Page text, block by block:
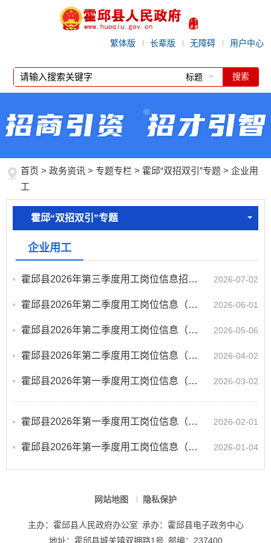
繁体版 长辈版 无障碍 用户中心
标题
首页 > 政务资讯 > 专题专栏 > 霍邱“双招双引”专题 > 企业用
工
霍邱“双招双引”专题
企业用工
2026-07-02
霍邱县2026年第三季度用工岗位信息招聘（安徽中顺建筑科技有限公司）
2026-06-01
霍邱县2026年第二季度用工岗位信息（安徽喜华环保科技有限公司）
2026-05-06
霍邱县2026年第二季度用工岗位信息（霍邱宏昌电子有限公司）
2026-04-02
霍邱县2026年第二季度用工岗位信息（安徽远翔光电科技有限公司）
2026-03-02
霍邱县2026年第一季度用工岗位信息（延锋国际座椅系统有限公司）
2026-02-01
霍邱县2026年第一季度用工岗位信息（安徽雷利智能科技有限公司）
2026-01-04
霍邱县2026年第一季度用工岗位信息（中国平安财产保险股份有限公司霍邱支公司）
网站地图 隐私保护
主办：霍邱县人民政府办公室 承办：霍邱县电子政务中心
地址：霍邱县城关镇双拥路1号 邮编：237400